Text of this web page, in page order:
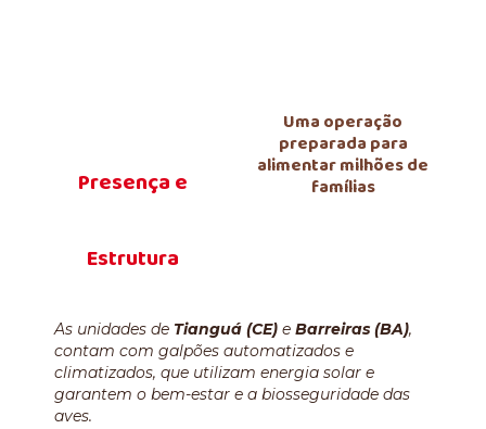
Presença e
Estrutura
Uma operação
preparada para
alimentar milhões de
famílias
As unidades de Tianguá (CE) e Barreiras (BA),
contam com galpões automatizados e
climatizados, que utilizam energia solar e
garantem o bem-estar e a biosseguridade das
aves.